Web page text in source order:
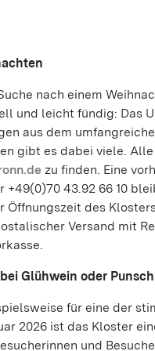
nach einem
und leicht fündig: Das
aus dem
gibt es dabei viele.
zu finden. Eine
+49(0)70 43.92 66 10
Öffnungszeit des
Versand mit
Glühwein oder Punsch
für eine der
2026 ist das Kloster
und